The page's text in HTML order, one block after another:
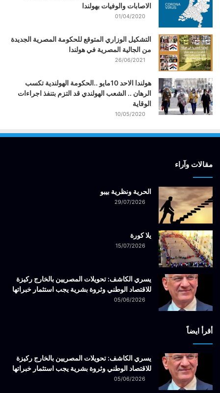
الاصابات والوفيات بهولندا
01/04/2020
التشكيل الوزاري المتوقع للحكومة المصرية الجديدة
من الجالية المصرية في هولندا
26/06/2021
هولندا الاحد 10مايو ..الحكومة الهولندية تكسب
الرهان .. الشعب الهولندي قد التزم بتنفذ اجراءات
الوقاية
10/05/2020
مقالات وآراء
الحرية ونظرية بيبو
29/07/2026
يلا كورة
15/07/2026
يسري الكاشف: تحويلات المصريين بالخارج ركيزة
للاقتصاد الوطني وثروة بشرية يجب استثمار خبراتها
05/06/2026
أقرأ ايضاً
يسري الكاشف: تحويلات المصريين بالخارج ركيزة
للاقتصاد الوطني وثروة بشرية يجب استثمار خبراتها
05/06/2026